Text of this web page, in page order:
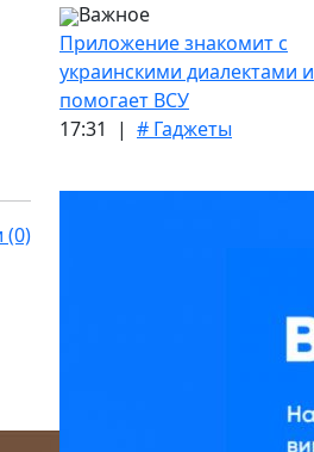
(0)
Важное
Приложение знакомит с
украинскими диалектами и
помогает ВСУ
17:31 | # Гаджеты